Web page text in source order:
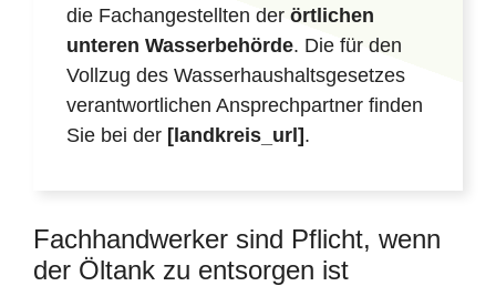
die Fachangestellten der örtlichen
unteren Wasserbehörde. Die für den
Vollzug des Wasserhaushaltsgesetzes
verantwortlichen Ansprechpartner finden
Sie bei der [landkreis_url] .
Fachhandwerker sind Pflicht, wenn
der Öltank zu entsorgen ist